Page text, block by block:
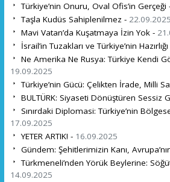
Türkiye’nin Onuru, Oval Ofis’in Gerçeği
Taşla Kudüs Sahiplenilmez - 22.09.2025
Mavi Vatan’da Kuşatmaya İzin Yok -
İsrail’in Tuzakları ve Türkiye’nin
Ne Amerika Ne Rusya: Türkiye Kendi
19.09.2025
Türkiye’nin Gücü: Çelikten İrade, Milli
BULTÜRK: Siyaseti Dönüştüren Sessiz
Sınırdaki Diplomasi: Türkiye’nin
17.09.2025
YETER ARTIK! - 16.09.2025
Gündem: Şehitlerimizin Kanı,
Türkmeneli’nden Yörük Beylerine:
14.09.2025